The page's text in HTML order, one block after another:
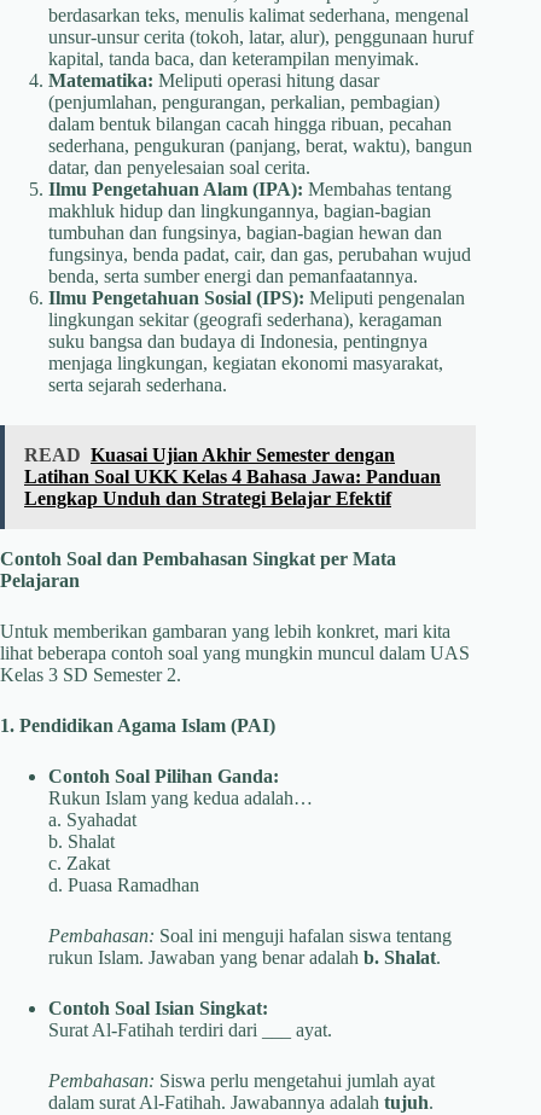
berdasarkan teks, menulis kalimat sederhana, mengenal
unsur-unsur cerita (tokoh, latar, alur), penggunaan huruf
kapital, tanda baca, dan keterampilan menyimak.
Matematika: Meliputi operasi hitung dasar
(penjumlahan, pengurangan, perkalian, pembagian)
dalam bentuk bilangan cacah hingga ribuan, pecahan
sederhana, pengukuran (panjang, berat, waktu), bangun
datar, dan penyelesaian soal cerita.
Ilmu Pengetahuan Alam (IPA): Membahas tentang
makhluk hidup dan lingkungannya, bagian-bagian
tumbuhan dan fungsinya, bagian-bagian hewan dan
fungsinya, benda padat, cair, dan gas, perubahan wujud
benda, serta sumber energi dan pemanfaatannya.
Ilmu Pengetahuan Sosial (IPS): Meliputi pengenalan
lingkungan sekitar (geografi sederhana), keragaman
suku bangsa dan budaya di Indonesia, pentingnya
menjaga lingkungan, kegiatan ekonomi masyarakat,
serta sejarah sederhana.
READ Kuasai Ujian Akhir Semester dengan
Latihan Soal UKK Kelas 4 Bahasa Jawa: Panduan
Lengkap Unduh dan Strategi Belajar Efektif
Contoh Soal dan Pembahasan Singkat per Mata
Pelajaran
Untuk memberikan gambaran yang lebih konkret, mari kita
lihat beberapa contoh soal yang mungkin muncul dalam UAS
Kelas 3 SD Semester 2.
1. Pendidikan Agama Islam (PAI)
Contoh Soal Pilihan Ganda:
Rukun Islam yang kedua adalah…
a. Syahadat
b. Shalat
c. Zakat
d. Puasa Ramadhan
Pembahasan: Soal ini menguji hafalan siswa tentang
rukun Islam. Jawaban yang benar adalah b. Shalat.
Contoh Soal Isian Singkat:
Surat Al-Fatihah terdiri dari ___ ayat.
Pembahasan: Siswa perlu mengetahui jumlah ayat
dalam surat Al-Fatihah. Jawabannya adalah tujuh.